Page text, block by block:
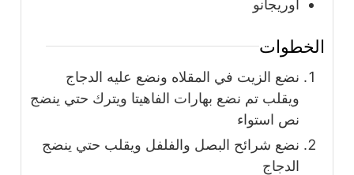
اوريجانو
الخطوات
نضع الزيت في المقلاه ونضع عليه الدجاج
ويقلب تم نضع بهارات الفاهيتا ويترك حتي ينضج
نص استواء
نضع شرائح البصل والفلفل ويقلب حتي ينضج
الدجاج